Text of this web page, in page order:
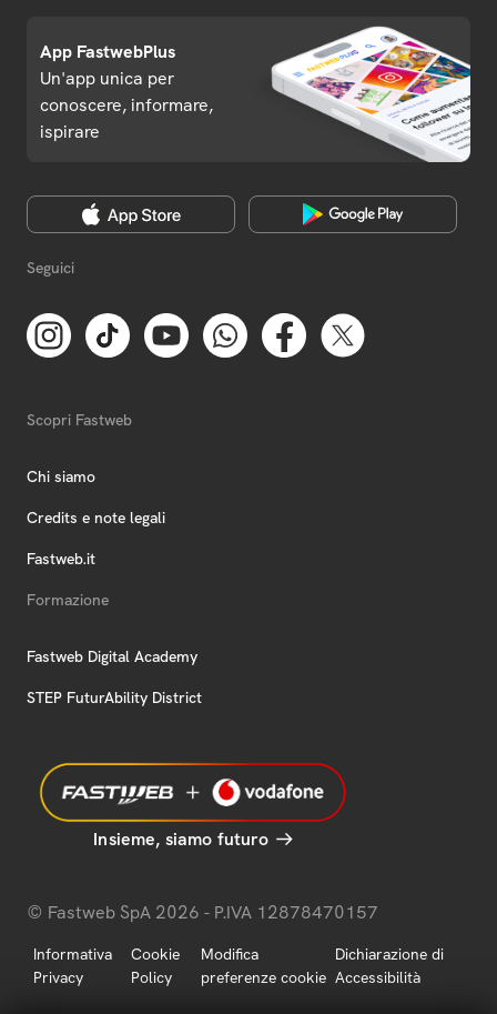
App FastwebPlus
Un'app unica per
conoscere, informare,
ispirare
Seguici
Scopri Fastweb
Chi siamo
Credits e note legali
Fastweb.it
Formazione
Fastweb Digital Academy
STEP FuturAbility District
Insieme, siamo futuro
© Fastweb SpA 2026 - P.IVA 12878470157
Informativa
Privacy
Cookie
Policy
Modifica
preferenze cookie
Dichiarazione di
Accessibilità